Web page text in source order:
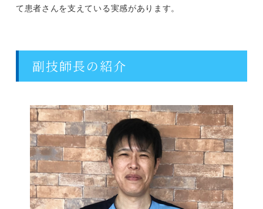
て患者さんを支えている実感があります。
副技師長の紹介